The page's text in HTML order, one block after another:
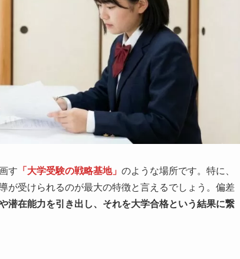
す 「大学受験の戦略基地」 のような場所です。特に、
が受けられるのが最大の特徴と言えるでしょう。偏差
潜在能力を引き出し、それを大学合格という結果に繋